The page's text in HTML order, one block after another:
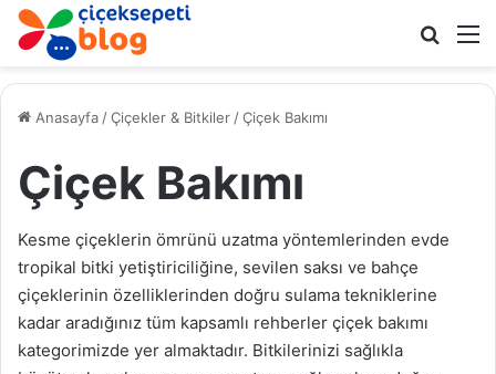
Anasayfa /Çiçekler & Bitkiler /Çiçek Bakımı
Çiçek Bakımı
Kesme çiçeklerin ömrünü uzatma yöntemlerinden evde
tropikal bitki yetiştiriciliğine, sevilen saksı ve bahçe
çiçeklerinin özelliklerinden doğru sulama tekniklerine
kadar aradığınız tüm kapsamlı rehberler çiçek bakımı
kategorimizde yer almaktadır. Bitkilerinizi sağlıkla